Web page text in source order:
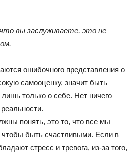
вы заслуживаете, это не
ошибочного представления о
самооценку, значит быть
только о себе. Нет ничего
понять, это то, что все мы
чтобы быть счастливыми. Если в
стресс и тревога, из-за того,